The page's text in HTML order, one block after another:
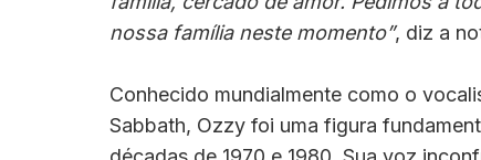
nossa família neste momento”, diz a
Conhecido mundialmente como o
Sabbath, Ozzy foi uma figura